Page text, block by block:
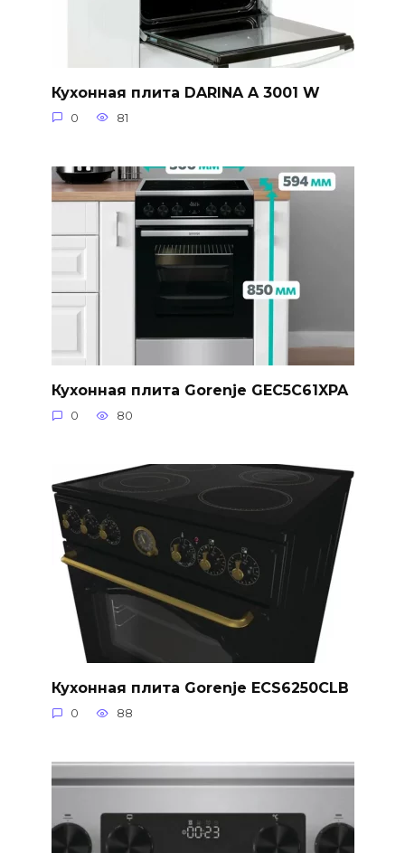
Кухонная плита DARINA A 3001 W
0 81
Кухонная плита Gorenje GEC5C61XPA
0 80
Кухонная плита Gorenje ECS6250CLB
0 88